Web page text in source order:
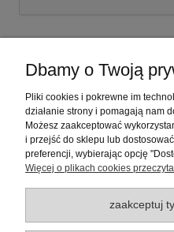
MOJE
Dbamy o Twoją
Pliki cookies i pokrewne im
działanie strony i pomagają nam
Możesz zaakceptować
i przejść do sklepu lub
preferencji, wybierając opcję
Więcej o plikach cookies
zaakceptuj